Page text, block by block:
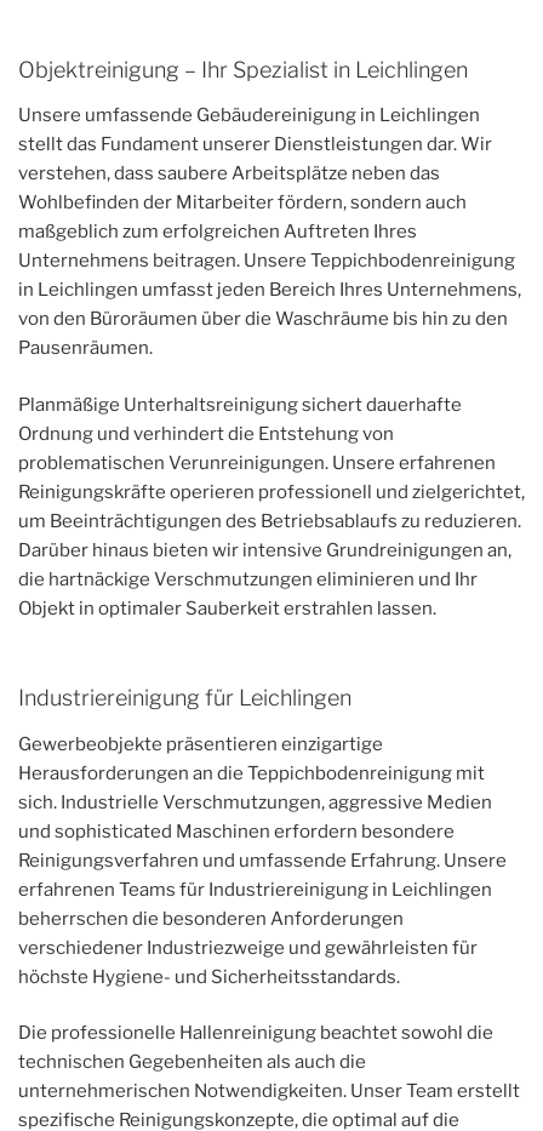
Objektreinigung – Ihr Spezialist in Leichlingen
Unsere umfassende Gebäudereinigung in Leichlingen
stellt das Fundament unserer Dienstleistungen dar. Wir
verstehen, dass saubere Arbeitsplätze neben das
Wohlbefinden der Mitarbeiter fördern, sondern auch
maßgeblich zum erfolgreichen Auftreten Ihres
Unternehmens beitragen. Unsere Teppichbodenreinigung
in Leichlingen umfasst jeden Bereich Ihres Unternehmens,
von den Büroräumen über die Waschräume bis hin zu den
Pausenräumen.
Planmäßige Unterhaltsreinigung sichert dauerhafte
Ordnung und verhindert die Entstehung von
problematischen Verunreinigungen. Unsere erfahrenen
Reinigungskräfte operieren professionell und zielgerichtet,
um Beeinträchtigungen des Betriebsablaufs zu reduzieren.
Darüber hinaus bieten wir intensive Grundreinigungen an,
die hartnäckige Verschmutzungen eliminieren und Ihr
Objekt in optimaler Sauberkeit erstrahlen lassen.
Industriereinigung für Leichlingen
Gewerbeobjekte präsentieren einzigartige
Herausforderungen an die Teppichbodenreinigung mit
sich. Industrielle Verschmutzungen, aggressive Medien
und sophisticated Maschinen erfordern besondere
Reinigungsverfahren und umfassende Erfahrung. Unsere
erfahrenen Teams für Industriereinigung in Leichlingen
beherrschen die besonderen Anforderungen
verschiedener Industriezweige und gewährleisten für
höchste Hygiene- und Sicherheitsstandards.
Die professionelle Hallenreinigung beachtet sowohl die
technischen Gegebenheiten als auch die
unternehmerischen Notwendigkeiten. Unser Team erstellt
spezifische Reinigungskonzepte, die optimal auf die